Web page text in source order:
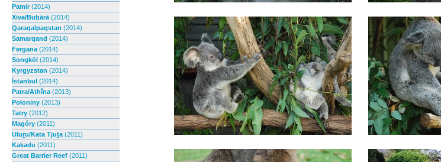
Pamir(2014)
Xiva/Buḫārā (2014)
Qaraqalpaqstan (2014)
Samarqand (2014)
Fergana (2014)
Songköl (2014)
Kyrgyzstan (2014)
İstanbul (2014)
Patra/Athī́na (2013)
Połoniny (2013)
Tatry (2012)
Magóry (2011)
Uluṟu/Kata Tjuṯa (2011)
Kakadu (2011)
Great Barrier Reef (2011)